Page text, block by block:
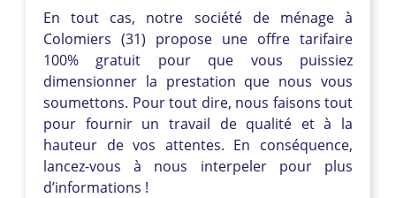
En tout cas, notre société de ménage à
Colomiers (31) propose une offre tarifaire
100% gratuit pour que vous puissiez
dimensionner la prestation que nous vous
soumettons. Pour tout dire, nous faisons tout
pour fournir un travail de qualité et à la
hauteur de vos attentes. En conséquence,
lancez-vous à nous interpeler pour plus
d’informations !